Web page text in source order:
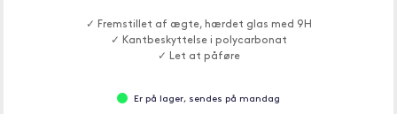
✓ Fremstillet af ægte, hærdet glas med 9H
✓ Kantbeskyttelse i polycarbonat
✓ Let at påføre
Er på lager, sendes på mandag